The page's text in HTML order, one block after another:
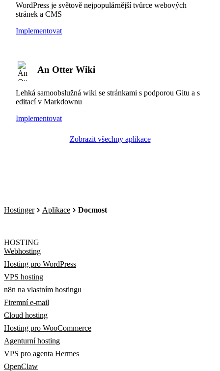
WordPress je světově nejpopulárnější tvůrce webových
stránek a CMS
Implementovat
An Otter Wiki
Lehká samoobslužná wiki se stránkami s podporou Gitu a s
editací v Markdownu
Implementovat
Zobrazit všechny aplikace
Hostinger Aplikace Docmost
HOSTING
Webhosting
Hosting pro WordPress
VPS hosting
n8n na vlastním hostingu
Firemní e-mail
Cloud hosting
Hosting pro WooCommerce
Agenturní hosting
VPS pro agenta Hermes
OpenClaw